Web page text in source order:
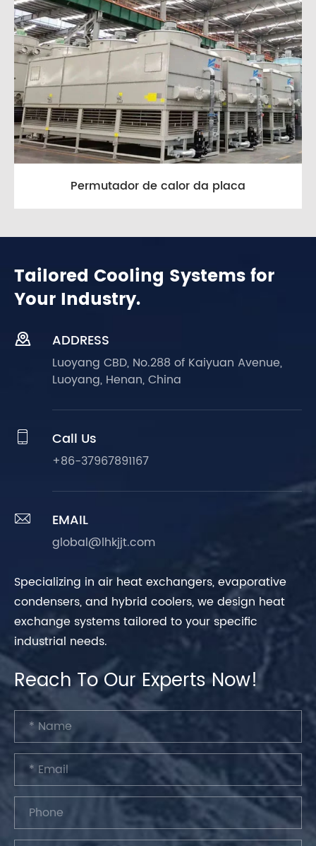
Permutador de calor da placa
Tailored Cooling Systems for
Your Industry.
 ADDRESS
Luoyang CBD, No.288 of Kaiyuan Avenue,
Luoyang, Henan, China
 Call Us
+86-37967891167
 EMAIL
global@lhkjjt.com
Specializing in air heat exchangers, evaporative
condensers, and hybrid coolers, we design heat
exchange systems tailored to your specific
industrial needs.
Reach To Our Experts Now!